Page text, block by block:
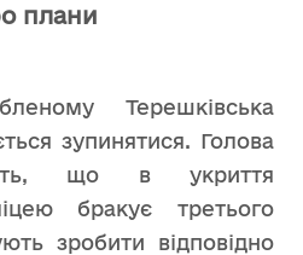
плани
Терешківська
зупинятися. Голова
що в укриття
бракує третього
зробити відповідно